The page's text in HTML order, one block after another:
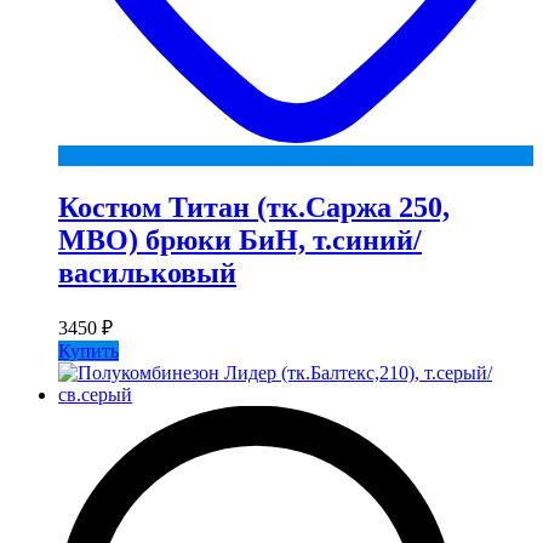
Костюм Титан (тк.Саржа 250,
МВО) брюки БиН, т.синий/
васильковый
3450 ₽
Купить